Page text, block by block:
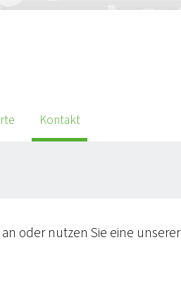
Kontakt
oder nutzen Sie eine unserer